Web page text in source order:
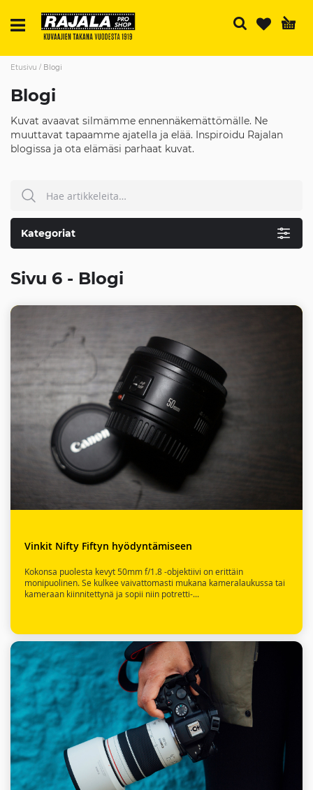
Etusivu Blogi
Blogi
Kuvat avaavat silmämme ennennäkemättömälle. Ne
muuttavat tapaamme ajatella ja elää. Inspiroidu Rajalan
blogissa ja ota elämäsi parhaat kuvat.
Hae HAE
Kategoriat
Sivu 6 - Blogi
Vinkit Nifty Fiftyn hyödyntämiseen
Kokonsa puolesta kevyt 50mm f/1.8 -objektiivi on erittäin
monipuolinen. Se kulkee vaivattomasti mukana kameralaukussa tai
kameraan kiinnitettynä ja sopii niin potretti-...